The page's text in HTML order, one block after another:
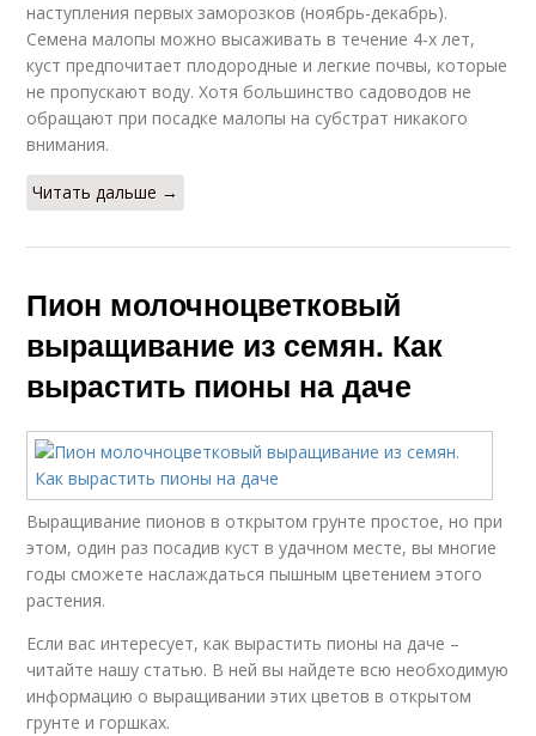
наступления первых заморозков (ноябрь-декабрь).
Семена малопы можно высаживать в течение 4-х лет,
куст предпочитает плодородные и легкие почвы, которые
не пропускают воду. Хотя большинство садоводов не
обращают при посадке малопы на субстрат никакого
внимания.
Читать дальше →
Пион молочноцветковый
выращивание из семян. Как
вырастить пионы на даче
Выращивание пионов в открытом грунте простое, но при
этом, один раз посадив куст в удачном месте, вы многие
годы сможете наслаждаться пышным цветением этого
растения.
Если вас интересует, как вырастить пионы на даче –
читайте нашу статью. В ней вы найдете всю необходимую
информацию о выращивании этих цветов в открытом
грунте и горшках.